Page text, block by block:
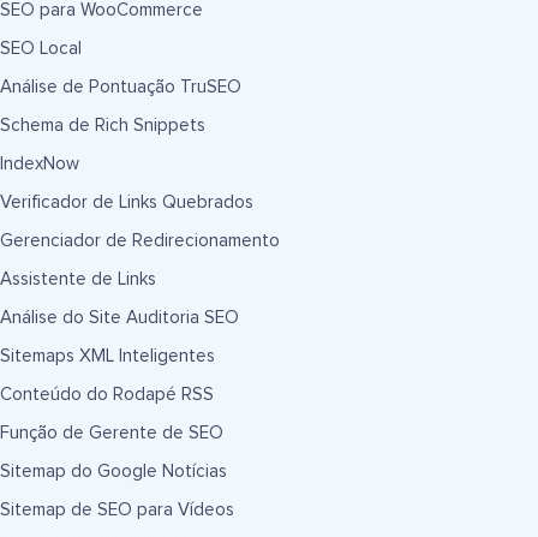
SEO para WooCommerce
SEO Local
Análise de Pontuação TruSEO
Schema de Rich Snippets
IndexNow
Verificador de Links Quebrados
Gerenciador de Redirecionamento
Assistente de Links
Análise do Site Auditoria SEO
Sitemaps XML Inteligentes
Conteúdo do Rodapé RSS
Função de Gerente de SEO
Sitemap do Google Notícias
Sitemap de SEO para Vídeos